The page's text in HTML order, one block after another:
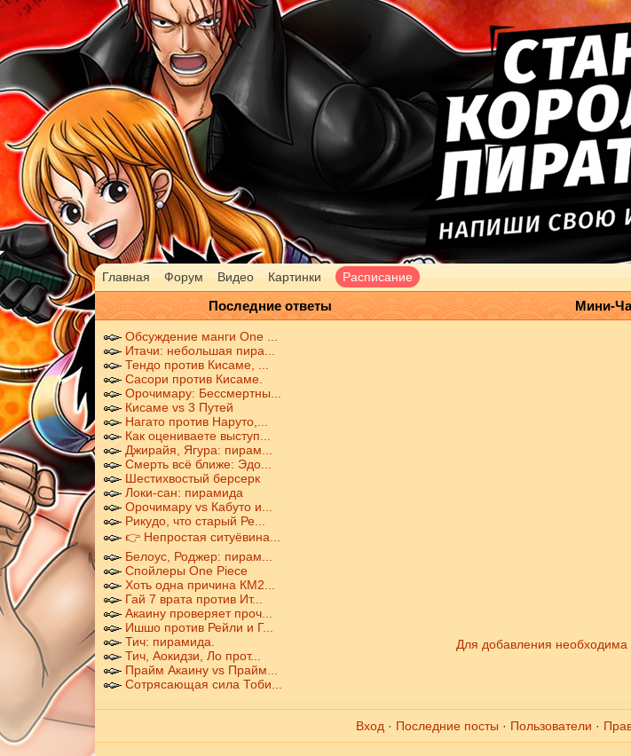
Главная Форум Видео Картинки Расписание
Последние ответы Мини-
Обсуждение манги One ...
Итачи: небольшая пира...
Тендо против Кисаме, ...
Сасори против Кисаме.
Орочимару: Бессмертны...
Кисаме vs 3 Путей
Нагато против Наруто,...
Как оцениваете выступ...
Джирайя, Ягура: пирам...
Смерть всё ближе: Эдо...
Шестихвостый берсерк
Локи-сан: пирамида
Орочимару vs Кабуто и...
Рикудо, что старый Ре...
👉 Непростая ситуёвина...
Белоус, Роджер: пирам...
Спойлеры One Piece
Хоть одна причина КМ2...
Гай 7 врата против Ит...
Акаину проверяет проч...
Ишшо против Рейли и Г...
Тич: пирамида.
Тич, Аокидзи, Ло прот...
Прайм Акаину vs Прайм...
Сотрясающая сила Тоби...
Для добавления необходима
Вход · Последние посты · Пользователи ·